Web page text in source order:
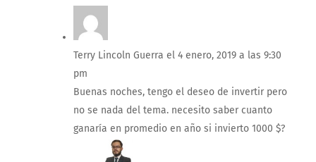
Terry Lincoln Guerra el 4 enero, 2019 a las 9:30
pm
Buenas noches, tengo el deseo de invertir pero
no se nada del tema. necesito saber cuanto
ganaría en promedio en año si invierto 1000 $?